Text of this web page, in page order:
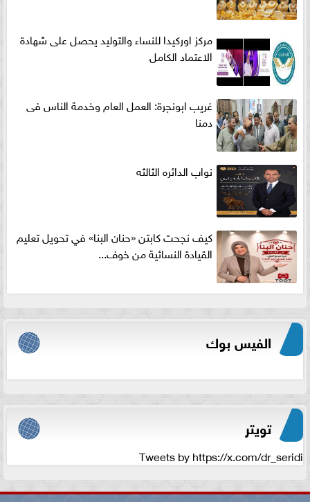
مركز اوركيدا للنساء والتوليد يحصل على شهادة
الاعتماد الكامل
غريب ابونجرة: العمل العام وخدمة الناس فى
دمنا
نواب الدائره الثالثه
كيف نجحت كابتن «حنان البنا» في تحويل تعليم
القيادة النسائية من خوف...
الفيس بوك
تويتر
Tweets by https://x.com/dr_seridi